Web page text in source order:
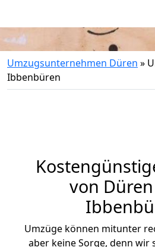
Umzugsunternehmen Düren »
Ibbenbüren
von
Umzüge können mitunter
aber keine Sorge, denn wir